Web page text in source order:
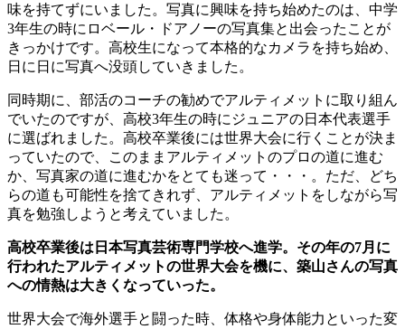
味を持てずにいました。写真に興味を持ち始めたのは、中学
3年生の時にロベール・ドアノーの写真集と出会ったことが
きっかけです。高校生になって本格的なカメラを持ち始め、
日に日に写真へ没頭していきました。
同時期に、部活のコーチの勧めでアルティメットに取り組ん
でいたのですが、高校3年生の時にジュニアの日本代表選手
に選ばれました。高校卒業後には世界大会に行くことが決ま
っていたので、このままアルティメットのプロの道に進む
か、写真家の道に進むかをとても迷って・・・。ただ、どち
らの道も可能性を捨てきれず、アルティメットをしながら写
真を勉強しようと考えていました。
高校卒業後は日本写真芸術専門学校へ進学。その年の7月に
行われたアルティメットの世界大会を機に、築山さんの写真
への情熱は大きくなっていった。
世界大会で海外選手と闘った時、体格や身体能力といった変